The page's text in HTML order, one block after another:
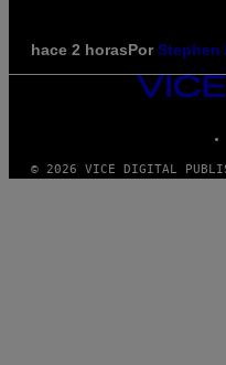
hace 2 horasPorStephen
VICE
© 2026 VICE DIGITAL